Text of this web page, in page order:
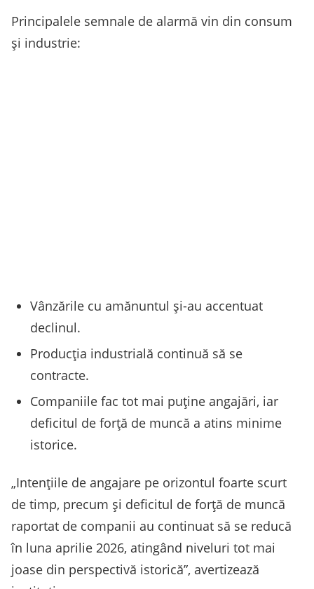
Principalele semnale de alarmă vin din consum
și industrie:
Vânzările cu amănuntul și-au accentuat
declinul.
Producția industrială continuă să se
contracte.
Companiile fac tot mai puține angajări, iar
deficitul de forță de muncă a atins minime
istorice.
„Intențiile de angajare pe orizontul foarte scurt
de timp, precum și deficitul de forță de muncă
raportat de companii au continuat să se reducă
în luna aprilie 2026, atingând niveluri tot mai
joase din perspectivă istorică”, avertizează